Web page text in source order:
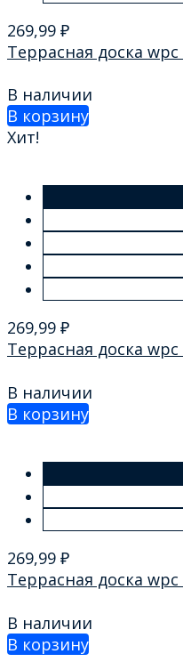
269,99 ₽
Террасная доска
В наличии
В корзину
Хит!
269,99 ₽
Террасная доска
В наличии
В корзину
269,99 ₽
Террасная доска
В наличии
В корзину